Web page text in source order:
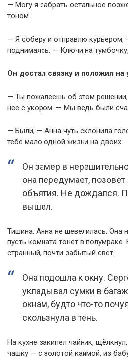
— Могу я забрать остальное
тоном.
— Я соберу и отправлю курьером,
поднимаясь. — Ключи на
Он достал связку и положил на
— Ты пожалеешь об этом
неё с укором. — Мы ведь были
— Были, — Анна чуть склонила
тебе мало одной жизни на двоих.
Он замер в
она передумает, позовёт
объятия. Не дождался.
вышел.
Тишина. Анна не шевелилась. Она
пусть комната тонет в полумраке.
странный, почти забытый свет.
Она подошла к окну.
укладывал сумки в
окнам, будто что-то
скользнула в тень.
На кухне закипел чайник,
чашку — с золотой каймой, из